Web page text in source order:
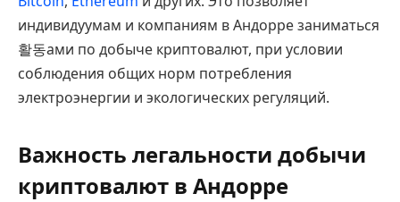
индивидуумам и компаниям в Андорре заниматься
활동ами по добыче криптовалют, при условии
соблюдения общих норм потребления
электроэнергии и экологических регуляций.
Важность легальности добычи
криптовалют в Андорре